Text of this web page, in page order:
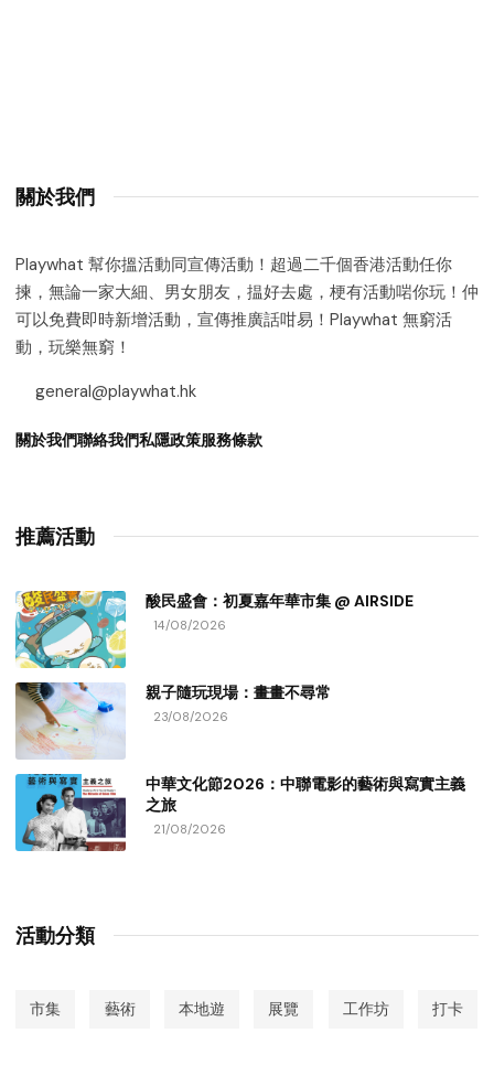
關於我們
Playwhat 幫你搵活動同宣傳活動！超過二千個香港活動任你
揀，無論一家大細、男女朋友，揾好去處，梗有活動啱你玩！仲
可以免費即時新增活動，宣傳推廣話咁易！Playwhat 無窮活
動，玩樂無窮！
general@playwhat.hk
關於我們聯絡我們私隱政策服務條款
推薦活動
酸民盛會：初夏嘉年華市集 @ AIRSIDE
14/08/2026
親子隨玩現場：畫畫不尋常
23/08/2026
中華文化節2026：中聯電影的藝術與寫實主義
之旅
21/08/2026
活動分類
市集 藝術 本地遊 展覽 工作坊 打卡